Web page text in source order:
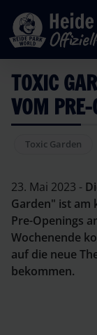
TOXIC
VOM
Toxic Garden
23. Mai 2023 -
Garden" ist am
Pre-Openings
Wochenende
auf die neue
bekommen.